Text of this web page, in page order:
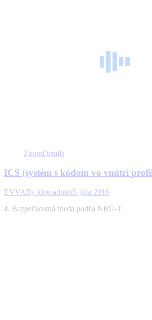
ZoomDetails
ICS (systém s kódom vo vnútri
EVVABy klotoadmin5. júla 2016
4. Bezpečnostná trieda podľa NBÚ-T.